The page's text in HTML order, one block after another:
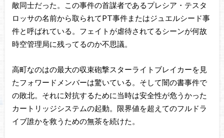
敵同士だった。この事件の首謀者であるプレシア・テスタ
ロッサの名前から取られてPT事件またはジュエルシード事
件と呼ばれている。フェイトが虐待されてるシーンが何故
時空管理局に残ってるのか不思議。
高町なのはの最大の収束砲撃スターライトブレイカーを見
たフォワードメンバーは驚いている。そして闇の書事件で
の敗北。それに対抗するために当時は安全性が危うかった
カートリッジシステムの起動。限界値を超えてのフルドラ
イブ誰かを救うための無茶を続けた。